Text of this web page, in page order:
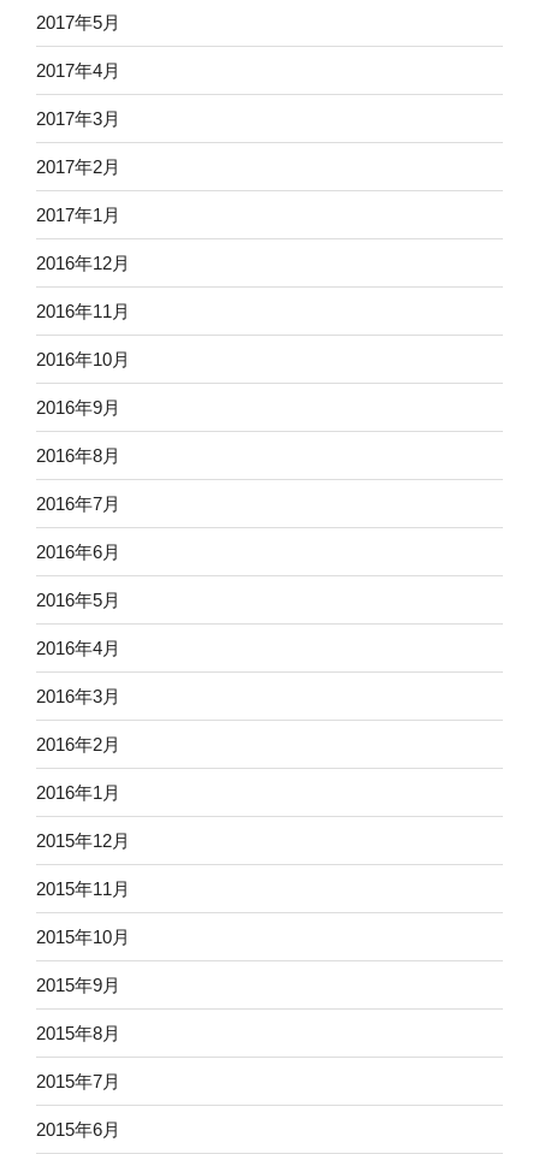
2017年5月
2017年4月
2017年3月
2017年2月
2017年1月
2016年12月
2016年11月
2016年10月
2016年9月
2016年8月
2016年7月
2016年6月
2016年5月
2016年4月
2016年3月
2016年2月
2016年1月
2015年12月
2015年11月
2015年10月
2015年9月
2015年8月
2015年7月
2015年6月